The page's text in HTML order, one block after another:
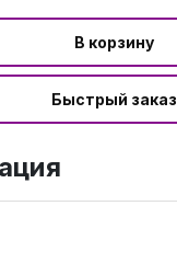
В корзину
Быстрый заказ